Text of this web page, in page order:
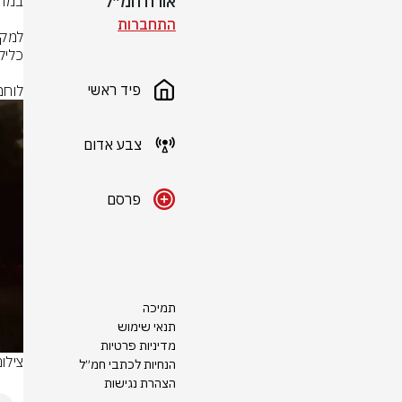
התחברות
פיד ראשי
צבע אדום
פרסם
תמיכה
תנאי שימוש
מדיניות פרטיות
הנחיות לכתבי חמ״ל
הצהרת נגישות